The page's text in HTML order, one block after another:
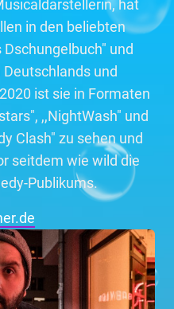
hat
in den beliebten
und
Deutschlands und
ist sie in Formaten
,,NightWash" und
Clash" zu sehen und
seitdem wie wild die
Publikums.